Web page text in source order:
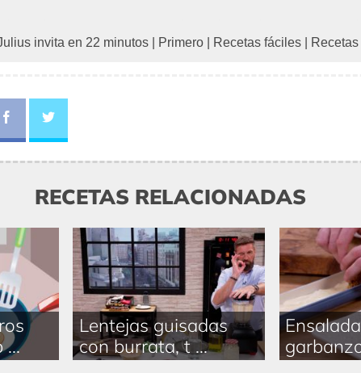
invita en 22 minutos Primero Recetas fáciles
RECETAS RELACIONADAS
...
Lentejas guisadas
con burrata, t ...